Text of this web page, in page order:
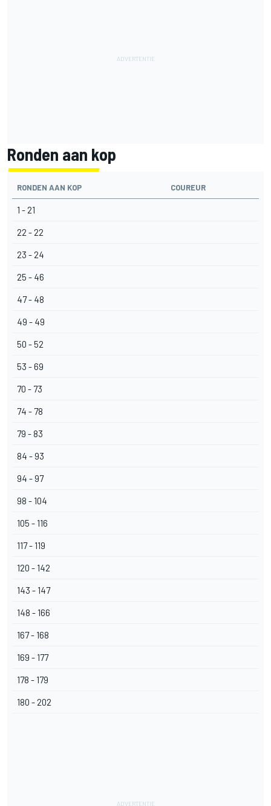
Ronden aan kop
RONDEN AAN KOP COUREUR
1 - 21
22 - 22
23 - 24
25 - 46
47 - 48
49 - 49
50 - 52
53 - 69
70 - 73
74 - 78
79 - 83
84 - 93
94 - 97
98 - 104
105 - 116
117 - 119
120 - 142
143 - 147
148 - 166
167 - 168
169 - 177
178 - 179
180 - 202